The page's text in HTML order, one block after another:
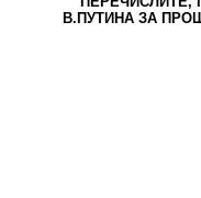
В.ПУТИНА ЗА